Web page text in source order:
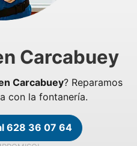
Carcabuey
Carcabuey? Reparamos
con la fontanería.
628 36 07 64